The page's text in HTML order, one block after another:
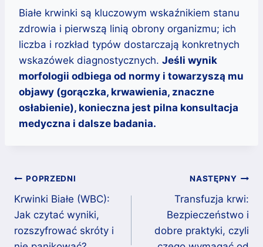
Białe krwinki są kluczowym wskaźnikiem stanu
zdrowia i pierwszą linią obrony organizmu; ich
liczba i rozkład typów dostarczają konkretnych
wskazówek diagnostycznych. Jeśli wynik
morfologii odbiega od normy i towarzyszą mu
objawy (gorączka, krwawienia, znaczne
osłabienie), konieczna jest pilna konsultacja
medyczna i dalsze badania.
Nawigacja
wpisu
POPRZEDNI
Krwinki Białe (WBC):
Jak czytać wyniki,
rozszyfrować skróty i
NASTĘPNY
Transfuzja krwi:
Bezpieczeństwo i
dobre praktyki, czyli